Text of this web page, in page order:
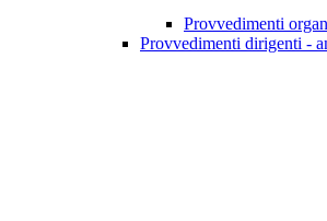
Provvedimenti
Provvedimenti dirigenti -